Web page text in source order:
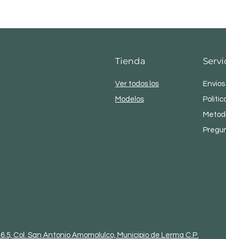
Tienda
Ver todos los
Modelos
Col. San Antonio Amomolulco, Municipio de Lerma C.P.